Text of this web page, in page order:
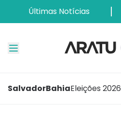
Últimas Notícias
SalvadorBahiaEleições 2026